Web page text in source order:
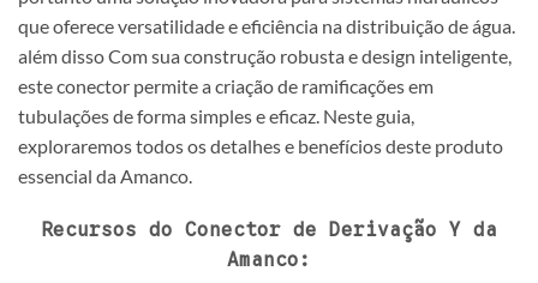
que oferece versatilidade e eficiência na distribuição de água.
além disso Com sua construção robusta e design inteligente,
este conector permite a criação de ramificações em
tubulações de forma simples e eficaz. Neste guia,
exploraremos todos os detalhes e benefícios deste produto
essencial da Amanco.
Recursos do Conector de Derivação Y da
Amanco: